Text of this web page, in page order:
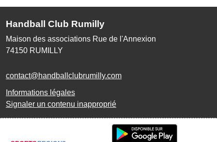
Handball Club Rumilly
Maison des associations Rue de l'Annexion
74150 RUMILLY
contact@handballclubrumilly.com
Informations légales
Signaler un contenu inapproprié